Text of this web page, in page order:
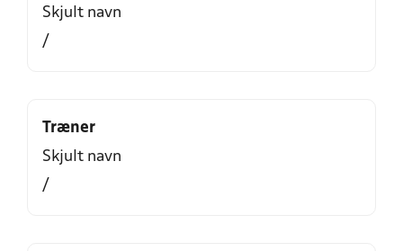
Skjult navn
/
Træner
Skjult navn
/